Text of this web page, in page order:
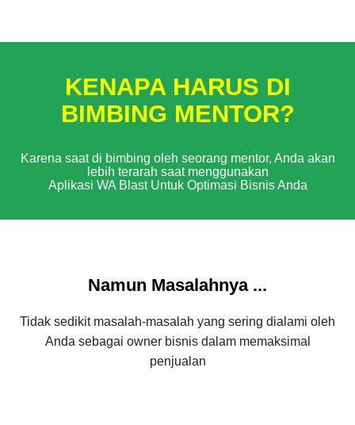
KENAPA HARUS DI
BIMBING MENTOR?
Karena saat di bimbing oleh seorang mentor, Anda akan
lebih terarah saat menggunakan
Aplikasi WA Blast Untuk Optimasi Bisnis Anda
Namun Masalahnya ...
Tidak sedikit masalah-masalah yang sering dialami oleh
Anda sebagai owner bisnis dalam memaksimal
penjualan